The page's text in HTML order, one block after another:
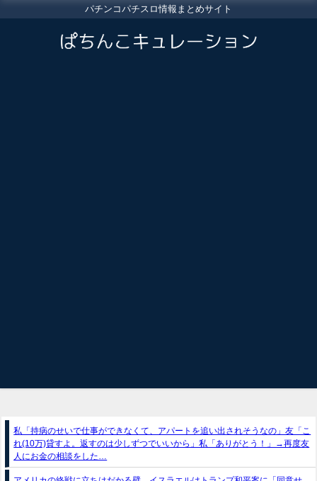
パチンコパチスロ情報まとめサイト
私「持病のせいで仕事ができなくて、アパートを追い出されそうなの」友「こ
れ(10万)貸すよ。返すのは少しずつでいいから」私「ありがとう！」→再度友
人にお金の相談をした…